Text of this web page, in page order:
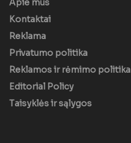
Apie mus
Kontaktai
Reklama
Privatumo politika
Reklamos ir rėmimo politika
Editorial Policy
Taisyklės ir sąlygos